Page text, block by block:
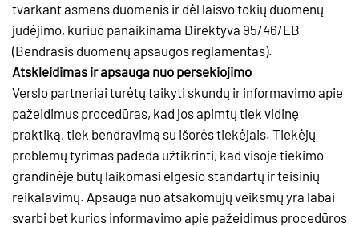
tvarkant asmens duomenis ir dėl laisvo tokių duomenų
judėjimo, kuriuo panaikinama Direktyva 95/46/EB
(Bendrasis duomenų apsaugos reglamentas).
Atskleidimas ir apsauga nuo persekiojimo
Verslo partneriai turėtų taikyti skundų ir informavimo apie
pažeidimus procedūras, kad jos apimtų tiek vidinę
praktiką, tiek bendravimą su išorės tiekėjais. Tiekėjų
problemų tyrimas padeda užtikrinti, kad visoje tiekimo
grandinėje būtų laikomasi elgesio standartų ir teisinių
reikalavimų. Apsauga nuo atsakomųjų veiksmų yra labai
svarbi bet kurios informavimo apie pažeidimus procedūros